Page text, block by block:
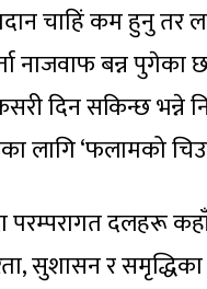
चाहिं कम हुनु तर
नाजवाफ बन्न
दिन सकिन्छ भन्ने
लागि ‘फलामको
परम्परागत दलहरू
सुशासन र